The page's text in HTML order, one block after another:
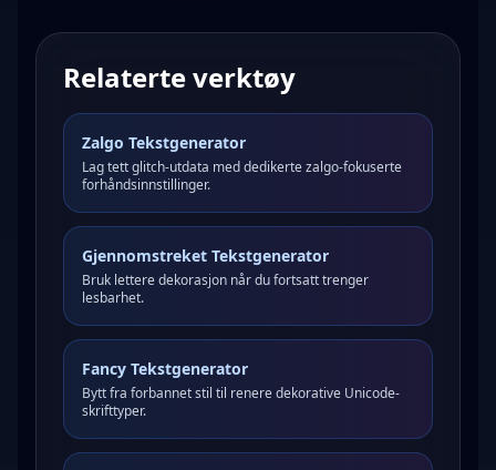
Relaterte verktøy
Zalgo Tekstgenerator
Lag tett glitch-utdata med dedikerte zalgo-fokuserte
forhåndsinnstillinger.
Gjennomstreket Tekstgenerator
Bruk lettere dekorasjon når du fortsatt trenger
lesbarhet.
Fancy Tekstgenerator
Bytt fra forbannet stil til renere dekorative Unicode-
skrifttyper.